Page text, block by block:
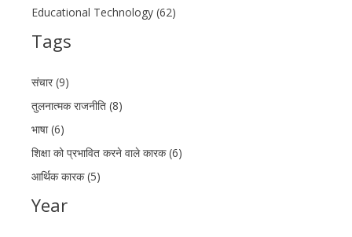
Educational Technology (62)
Tags
संचार (9)
तुलनात्मक राजनीति (8)
भाषा (6)
शिक्षा को प्रभावित करने वाले कारक (6)
आर्थिक कारक (5)
Year